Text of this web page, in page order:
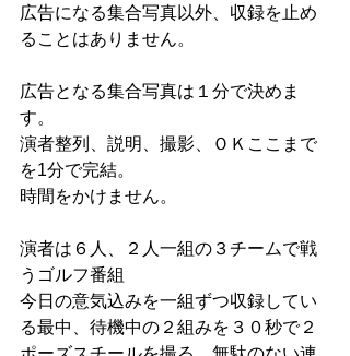
広告になる集合写真以外、収録を止め
ることはありません。
広告となる集合写真は１分で決めま
す。
演者整列、説明、撮影、ＯＫここまで
を1分で完結。
時間をかけません。
演者は６人、２人一組の３チームで戦
うゴルフ番組
今日の意気込みを一組ずつ収録してい
る最中、待機中の２組みを３０秒で２